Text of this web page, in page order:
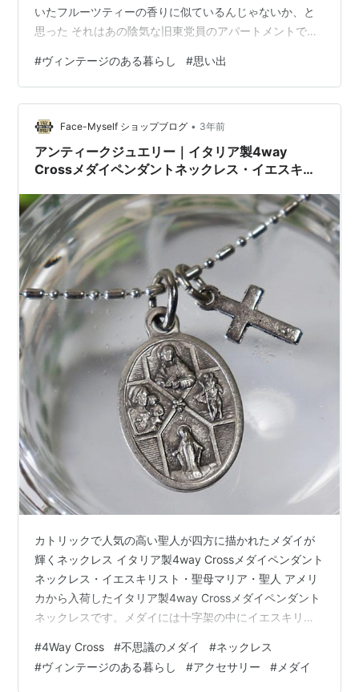
いたフルーツティーの香りに似ているんじゃないか、と
思った それはあの陰気な旧東党員のアパートメントで、
気もするし、毎日のティーブレイクで出されていたお茶
だったかもしれないし、大学の一角にあった少しおしゃ
れなカフェテリアのものだったかもしれない そんなディ
テールを思い出しているうち、やっぱり、このヘアオイ
ルをあの時も持って行っていたのではないか、という気
がしてくる この場合、重要なのは記憶の正誤で…
#ヴィンテージのある暮らし #思い出
Face-Myself ショップブログ • 3年前
アンティークジュエリー｜イタリア製4way
Crossメダイペンダントネックレス・イエスキリ
カトリックで人気の高い聖人が四方に描かれたメダイが
輝くネックレス イタリア製4way Crossメダイペンダント
ネックレス・イエスキリスト・聖母マリア・聖人 アメリ
カから入荷したイタリア製4way Crossメダイペンダント
ネックレスです。メダイには十字架の中にイエスキリス
チーフが多数彫像されています。 細部までとてもよく作
りこまれた繊細で美しいメダイ イタリア製4way Crossメ
#4Way Cross #不思議のメダイ #ネックレス
#ヴィンテージのある暮らし #アクセサリー # メダイ